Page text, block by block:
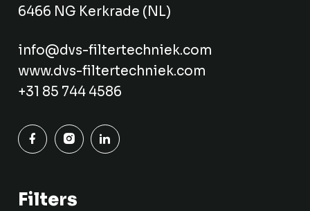
6466 NG Kerkrade (NL)
info@dvs-filtertechniek.com
www.dvs-filtertechniek.com
+31 85 744 4586
Filters